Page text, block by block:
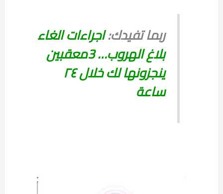
ربما تفيدك:اجراءات الغاء
بلاغ الهروب… 3معقبين
ينجزونها لك خلال ٢٤
ساعة